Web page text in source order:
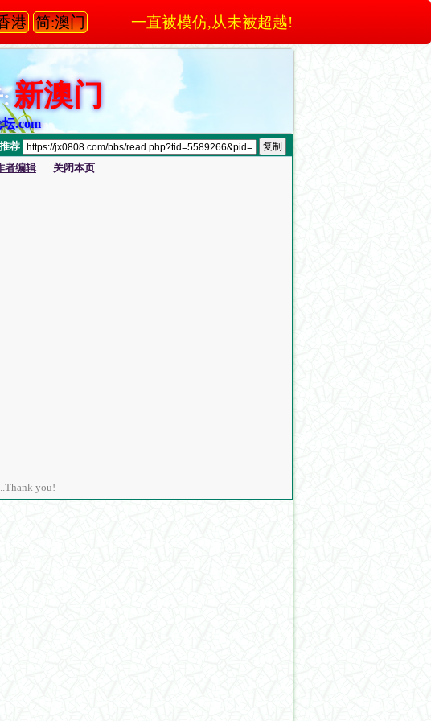
港 简:澳门 一直被模仿,从未被超越!
新澳门
.com
推荐
者编辑 关闭本页
you!